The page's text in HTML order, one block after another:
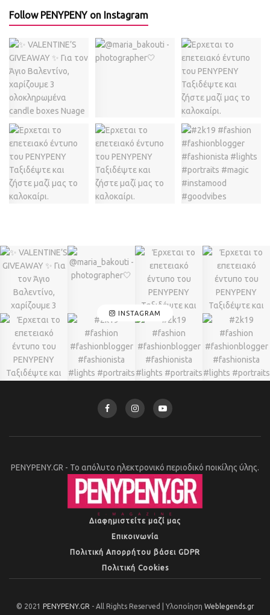
Follow PENYPENY on Instagram
INSTAGRAM
PENYPENY.GR - Το απόλυτο ηλεκτρονικό περιοδικό ποικίλης ύλης.
Διαφημιστείτε μαζί μας
Επικοινωνία
Πολιτική Απορρήτου βάσει GDPR
Πολιτική Cookies
© 2021 PENYPENY.GR - All Rights Reserved | Υλοποίηση Weblegends.gr